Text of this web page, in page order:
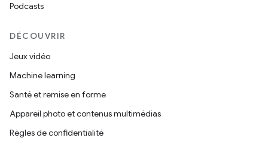
Podcasts
DÉCOUVRIR
Jeux vidéo
Machine learning
Santé et remise en forme
Appareil photo et contenus multimédias
Règles de confidentialité